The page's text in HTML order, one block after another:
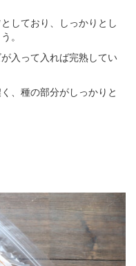
しており、しっかりとし
。
入って入れば完熟してい
、種の部分がしっかりと